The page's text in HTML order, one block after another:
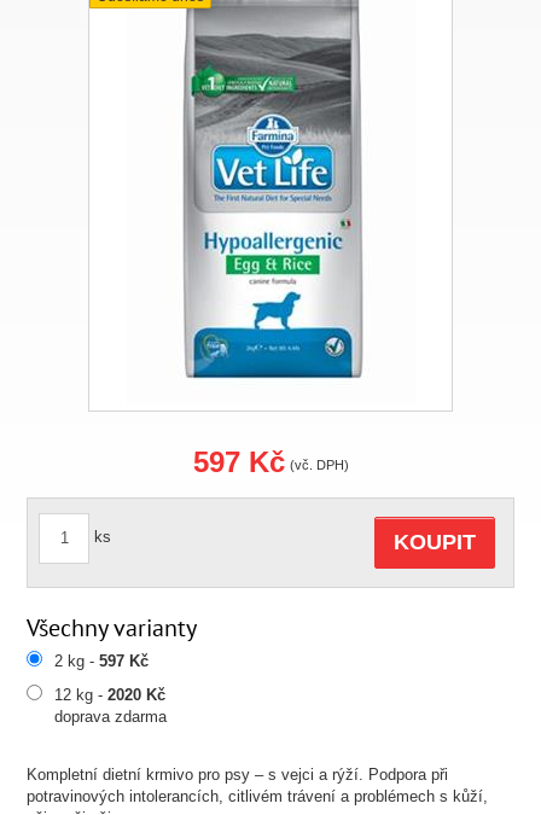
Kompletní dietní krmivo pro psy – s vejci a rýží. Podpora při
potravinových intolerancích, citlivém trávení a problémech s kůží,
597 Kč (vč. DPH)
ks KOUPIT
Všechny varianty
2 kg -597 Kč
12 kg -2020 Kč
doprava zdarma